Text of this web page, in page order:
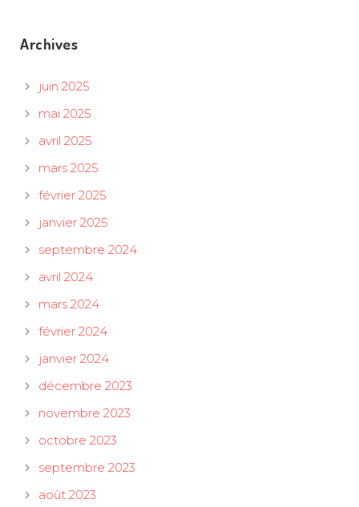
Archives
juin 2025
mai 2025
avril 2025
mars 2025
février 2025
janvier 2025
septembre 2024
avril 2024
mars 2024
février 2024
janvier 2024
décembre 2023
novembre 2023
octobre 2023
septembre 2023
août 2023